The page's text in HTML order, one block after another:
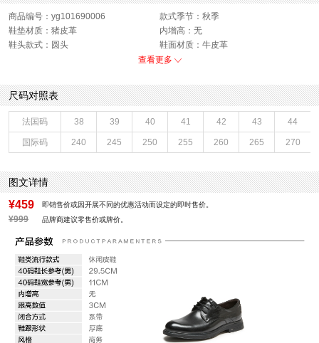
商品编号：yg101690006
款式季节：秋季
鞋垫材质：猪皮革
内增高：无
鞋头款式：圆头
鞋面材质：牛皮革
制鞋工艺：胶贴皮鞋
40码鞋宽参考(男)：11CM
性别：男子
皮质特征：头层皮
上市时间：2026年秋季
鞋帮：低帮
鞋底材质：橡胶底
里料材质：猪皮革
40码鞋长参考(男)：29.5CM
色系：黑色
鞋类流行款式：休闲皮鞋
闭合方式：系带
查看更多
尺码对照表
法国码 38 39 40 41 42 43 44
国际码 240 245 250 255 260 265 270
图文详情
¥459 即销售价或因开展不同的优惠活动而设定的即时售价。
¥999 品牌商建议零售价或牌价。